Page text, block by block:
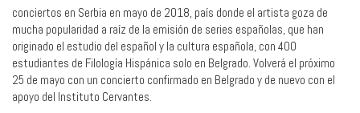
conciertos en Serbia en mayo de 2018, país donde el artista goza de
mucha popularidad a raíz de la emisión de series españolas, que han
originado el estudio del español y la cultura española, con 400
estudiantes de Filología Hispánica solo en Belgrado. Volverá el próximo
25 de mayo con un concierto confirmado en Belgrado y de nuevo con el
apoyo del Instituto Cervantes.